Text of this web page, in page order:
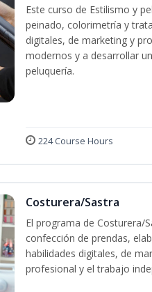
Este curso de Estilismo y
peinado, colorimetría y
digitales, de marketing y
modernos y a desarrollar
peluquería.
224 Course Hours
Costurera/Sastra
El programa de Costurera/
confección de prendas,
habilidades digitales, de
profesional y el trabajo